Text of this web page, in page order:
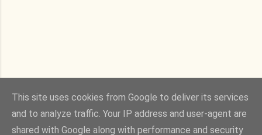
Powered by Blogger
This site uses cookies from Google to deliver its services
and to analyze traffic. Your IP address and user-agent are
shared with Google along with performance and security